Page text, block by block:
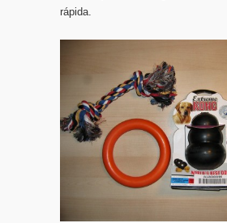
rápida.